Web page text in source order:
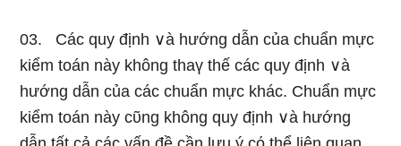
03. Các quy định ∨à hướng dẫn của chuẩn mực
kiểm toán này khônɡ thaү thế các quy định ∨à
hướng dẫn của các chuẩn mực khác. Chuẩn mực
kiểm toán này cῦng không quy định ∨à hướng